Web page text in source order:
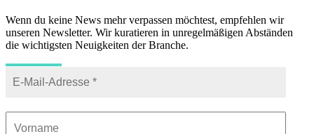
Wenn du keine News mehr verpassen möchtest, empfehlen wir
unseren Newsletter. Wir kuratieren in unregelmäßigen Abständen
die wichtigsten Neuigkeiten der Branche.